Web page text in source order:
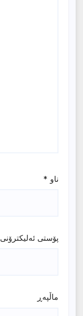
ناو *
پۆستی ئەلیکترۆنی
ماڵپه‌ڕ